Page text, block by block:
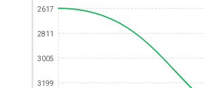
2617
2811
3005
3199